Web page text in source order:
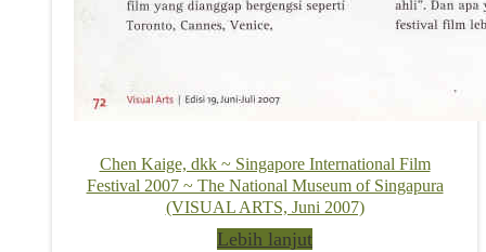
Chen Kaige, dkk ~ Singapore International Film
Festival 2007 ~ The National Museum of Singapura
(VISUAL ARTS, Juni 2007)
Lebih lanjut